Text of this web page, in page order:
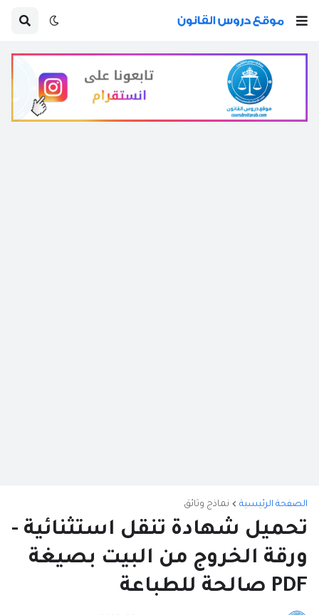
الصفحة الرئيسية نماذج وثائق
تحميل شهادة تنقل استثنائية -
ورقة الخروج من البيت بصيغة
PDF صالحة للطباعة